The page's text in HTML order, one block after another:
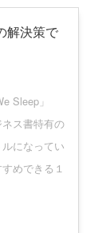
解決策で
Sleep」
ス書特有の
になってい
めできる１